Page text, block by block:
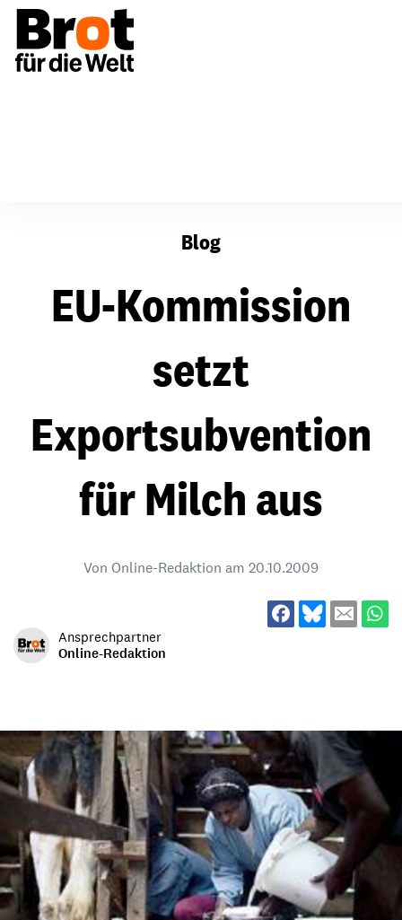
Blog
EU-Kommission
setzt
Exportsubvention
für Milch aus
Von Online-Redaktion am 20.10.2009
Ansprechpartner
Online-Redaktion